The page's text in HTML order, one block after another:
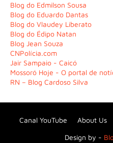
Blog do Edmilson Sousa
Blog do Eduardo Dantas
Blog do Vlaudey Liberato
Blog do Édipo Natan
Blog Jean Souza
CNPolícia.com
Jair Sampaio - Caicó
Mossoró Hoje - O portal de
RN – Blog Cardoso Silva
Design by -
Canal YouTube About Us